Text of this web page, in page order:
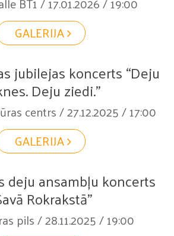
GALERIJA
jubilejas koncerts “Deju
Deju ziedi.”
centrs / 27.12.2025 / 17:00
GALERIJA
deju ansambļu koncerts
Rokrakstā”
pils / 28.11.2025 / 19:00